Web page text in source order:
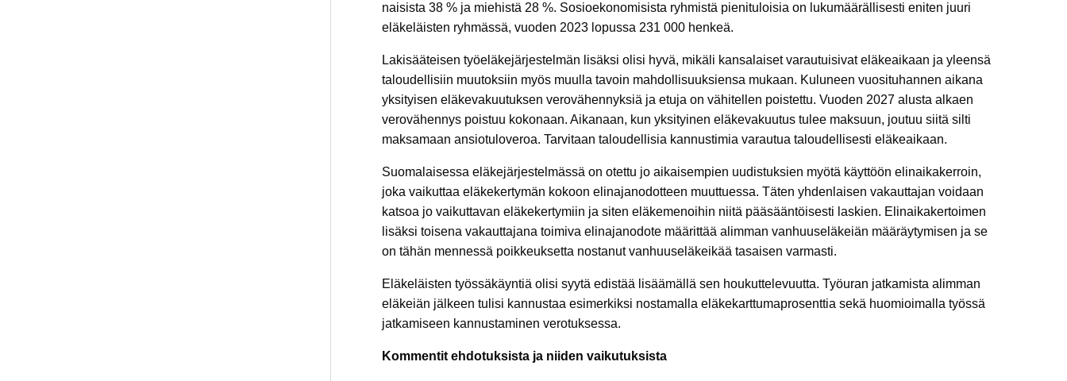
naisista 38 % ja miehistä 28 %. Sosioekonomisista ryhmistä pienituloisia on lukumäärällisesti eniten juuri
eläkeläisten ryhmässä, vuoden 2023 lopussa 231 000 henkeä.
Lakisääteisen työeläkejärjestelmän lisäksi olisi hyvä, mikäli kansalaiset varautuisivat eläkeaikaan ja yleensä
taloudellisiin muutoksiin myös muulla tavoin mahdollisuuksiensa mukaan. Kuluneen vuosituhannen aikana
yksityisen eläkevakuutuksen verovähennyksiä ja etuja on vähitellen poistettu. Vuoden 2027 alusta alkaen
verovähennys poistuu kokonaan. Aikanaan, kun yksityinen eläkevakuutus tulee maksuun, joutuu siitä silti
maksamaan ansiotuloveroa. Tarvitaan taloudellisia kannustimia varautua taloudellisesti eläkeaikaan.
Suomalaisessa eläkejärjestelmässä on otettu jo aikaisempien uudistuksien myötä käyttöön elinaikakerroin,
joka vaikuttaa eläkekertymän kokoon elinajanodotteen muuttuessa. Täten yhdenlaisen vakauttajan voidaan
katsoa jo vaikuttavan eläkekertymiin ja siten eläkemenoihin niitä pääsääntöisesti laskien. Elinaikakertoimen
lisäksi toisena vakauttajana toimiva elinajanodote määrittää alimman vanhuuseläkeiän määräytymisen ja se
on tähän mennessä poikkeuksetta nostanut vanhuuseläkeikää tasaisen varmasti.
Eläkeläisten työssäkäyntiä olisi syytä edistää lisäämällä sen houkuttelevuutta. Työuran jatkamista alimman
eläkeiän jälkeen tulisi kannustaa esimerkiksi nostamalla eläkekarttumaprosenttia sekä huomioimalla työssä
jatkamiseen kannustaminen verotuksessa.
Kommentit ehdotuksista ja niiden vaikutuksista